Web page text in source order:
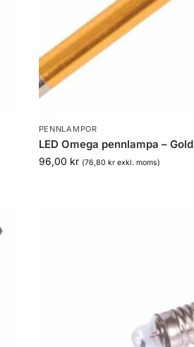
PENNLAMPOR
LED Omega pennlampa – Gold
96,00 kr (76,80 krexkl. moms)